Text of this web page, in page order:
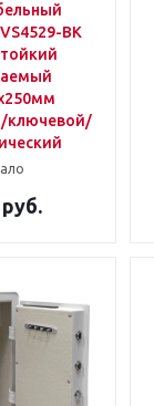
BK
ключевой/